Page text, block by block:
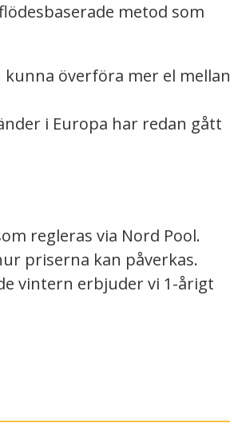
metod som
överföra mer el mellan
i Europa har redan gått
regleras via Nord Pool.
priserna kan påverkas.
vintern erbjuder vi 1-årigt